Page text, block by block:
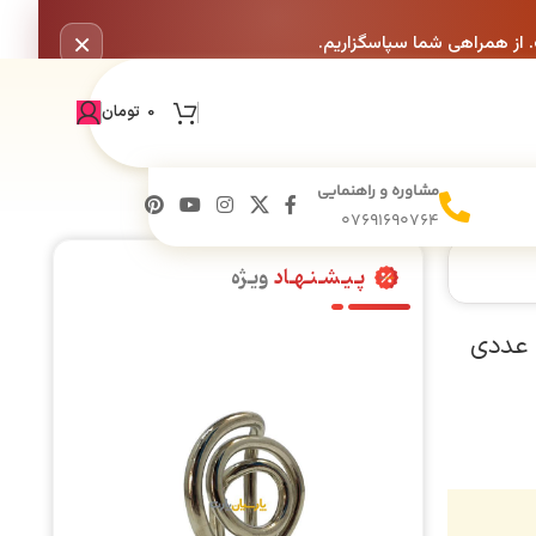
از همراهی شما سپاسگزاریم. ×
0 تومان
مشاوره و راهنمایی
07691690764
پـیـشـنـهـادویـژه